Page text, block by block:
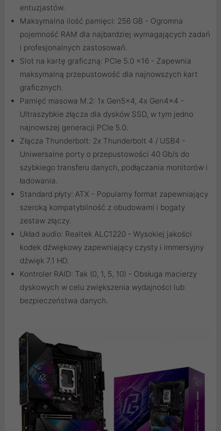
entuzjastów.
Maksymalna ilość pamięci: 256 GB - Ogromna
pojemność RAM dla najbardziej wymagających zadań
i profesjonalnych zastosowań.
Slot na kartę graficzną: PCIe 5.0 x16 - Zapewnia
maksymalną przepustowość dla najnowszych kart
graficznych.
Pamięć masowa M.2: 1x Gen5x4, 4x Gen4x4 -
Ultraszybkie złącza dla dysków SSD, w tym jedno
najnowszej generacji PCIe 5.0.
Złącza Thunderbolt: 2x Thunderbolt 4 / USB4 -
Uniwersalne porty o przepustowości 40 Gb/s do
szybkiego transferu danych, podłączania monitorów i
ładowania.
Standard płyty: ATX - Popularny format zapewniający
szeroką kompatybilność z obudowami i bogaty
zestaw złączy.
Układ audio: Realtek ALC1220 - Wysokiej jakości
kodek dźwiękowy zapewniający czysty i immersyjny
dźwięk 7.1 HD.
Kontroler RAID: Tak (0, 1, 5, 10) - Obsługa macierzy
dyskowych w celu zwiększenia wydajności lub
bezpieczeństwa danych.